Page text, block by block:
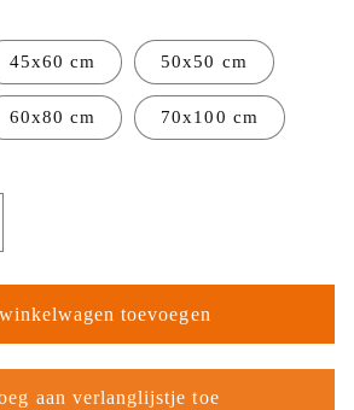
45x60 cm 50x50 cm
60x80 cm 70x100 cm
toevoegen
aan verlanglijstje toe